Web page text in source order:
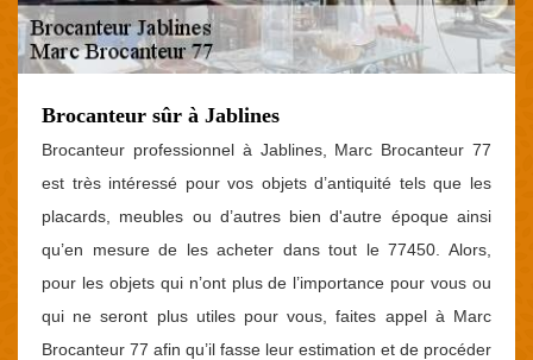
Brocanteur sûr à Jablines
Brocanteur professionnel à Jablines, Marc Brocanteur 77
est très intéressé pour vos objets d’antiquité tels que les
placards, meubles ou d’autres bien d'autre époque ainsi
qu’en mesure de les acheter dans tout le 77450. Alors,
pour les objets qui n’ont plus de l’importance pour vous ou
qui ne seront plus utiles pour vous, faites appel à Marc
Brocanteur 77 afin qu’il fasse leur estimation et de procéder